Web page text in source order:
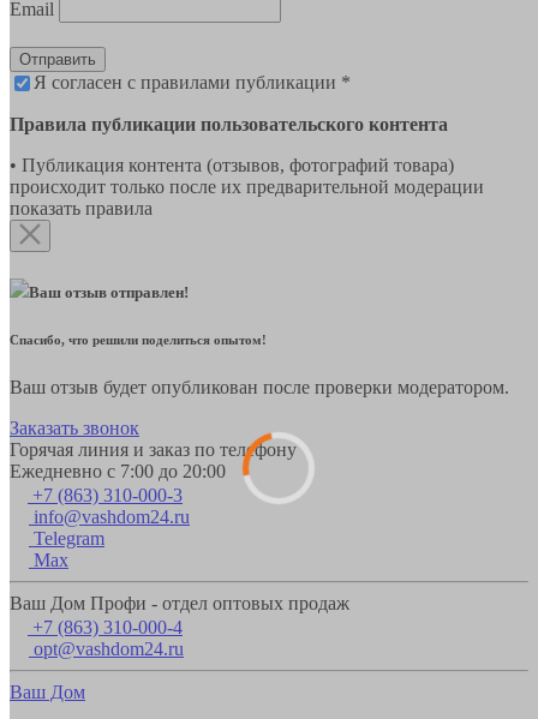
Email
Отправить
Я согласен с правилами публикации *
Правила публикации пользовательского контента
• Публикация контента (отзывов, фотографий товара)
происходит только после их предварительной модерации
показать правила
Ваш отзыв отправлен!
Спасибо, что решили поделиться опытом!
Ваш отзыв будет опубликован после проверки модератором.
Заказать звонок
Горячая линия и заказ по телефону
Ежедневно с 7:00 до 20:00
+7 (863) 310-000-3
info@vashdom24.ru
Telegram
Max
Ваш Дом Профи - отдел оптовых продаж
+7 (863) 310-000-4
opt@vashdom24.ru
Ваш Дом